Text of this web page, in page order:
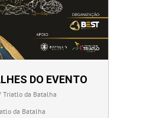
DO EVENTO
Triatlo da Batalha
da Batalha